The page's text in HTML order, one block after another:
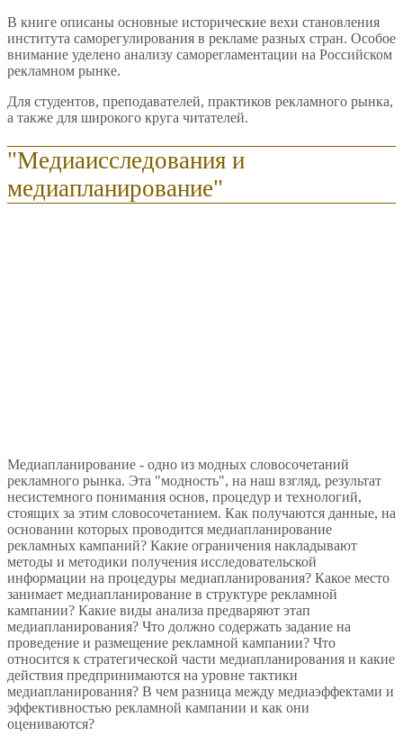
В книге описаны основные исторические вехи становления
института саморегулирования в рекламе разных стран. Особое
внимание уделено анализу саморегламентации на Российском
рекламном рынке.
Для студентов, преподавателей, практиков рекламного рынка,
а также для широкого круга читателей.
"Медиаисследования и
медиапланирование"
Медиапланирование - одно из модных словосочетаний
рекламного рынка. Эта "модность", на наш взгляд, результат
несистемного понимания основ, процедур и технологий,
стоящих за этим словосочетанием. Как получаются данные, на
основании которых проводится медиапланирование
рекламных кампаний? Какие ограничения накладывают
методы и методики получения исследовательской
информации на процедуры медиапланирования? Какое место
занимает медиапланирование в структуре рекламной
кампании? Какие виды анализа предваряют этап
медиапланирования? Что должно содержать задание на
проведение и размещение рекламной кампании? Что
относится к стратегической части медиапланирования и какие
действия предпринимаются на уровне тактики
медиапланирования? В чем разница между медиаэффектами и
эффективностью рекламной кампании и как они
оцениваются?